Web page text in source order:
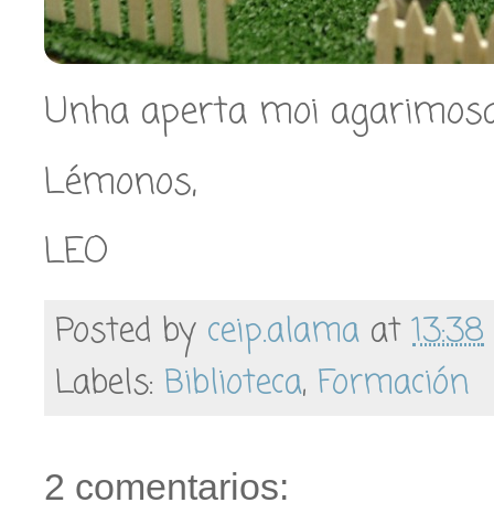
Unha aperta moi
Lémonos,
LEO
Posted by ceip.alama at13:38
Labels: Biblioteca, Formación
2 comentarios: